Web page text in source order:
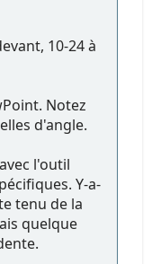
10-24 à
Notez
d'angle.
l'outil
Y-a-
tenu de la
quelque